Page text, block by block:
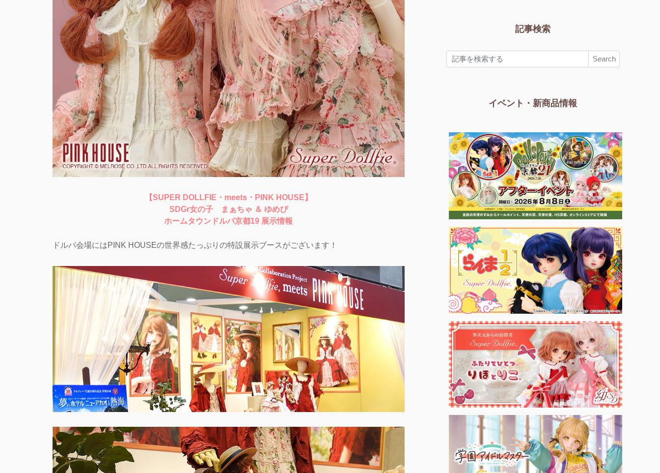
【SUPER DOLLFIE・meets・PINK HOUSE】
SDGr女の子 まぁちゃ ＆ ゆめぴ
ホームタウンドルパ京都19 展示情報
ドルパ会場にはPINK HOUSEの世界感たっぷりの特設展示ブースがございます！
記事検索
Search
イベント・新商品情報